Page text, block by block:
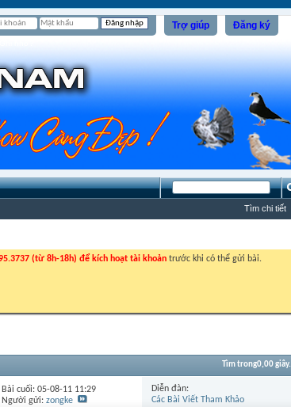
Đăng ký
Trợ giúp
Tìm chi tiết
(từ 8h-18h) để kích hoạt tài khoản trước khi có thể gửi bài.
Tìm trong0,00giây.
Bài cuối: 05-08-11 11:29
Người gửi: zongke
Diễn đàn:
Các Bài Viết Tham Khảo